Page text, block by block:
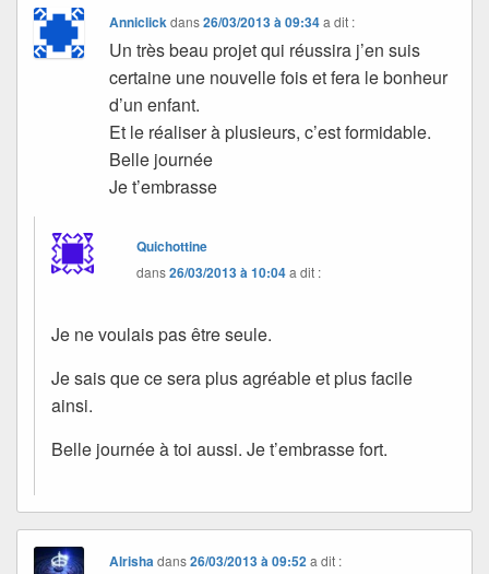
Anniclickdans26/03/2013 à 09:34 a dit :
Un très beau projet qui réussira j’en suis
certaine une nouvelle fois et fera le bonheur
d’un enfant.
Et le réaliser à plusieurs, c’est formidable.
Belle journée
Je t’embrasse
Quichottine
dans26/03/2013 à 10:04a dit :
Je ne voulais pas être seule.
Je sais que ce sera plus agréable et plus facile
ainsi.
Belle journée à toi aussi. Je t’embrasse fort.
Alrishadans26/03/2013 à 09:52 a dit :